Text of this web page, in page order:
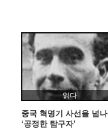
읽다
중국 혁명기 사선을 넘
‘공정한 탐구자’